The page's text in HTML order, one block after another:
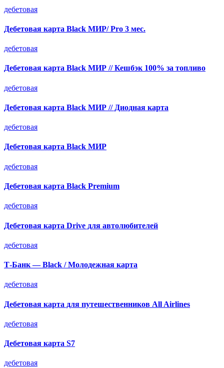
дебетовая
Дебетовая карта Black МИР/ Pro 3 мес.
дебетовая
Дебетовая карта Black МИР // Кешбэк 100% за топливо
дебетовая
Дебетовая карта Black МИР // Диодная карта
дебетовая
Дебетовая карта Black МИР
дебетовая
Дебетовая карта Black Premium
дебетовая
Дебетовая карта Drive для автолюбителей
дебетовая
Т-Банк — Black / Молодежная карта
дебетовая
Дебетовая карта для путешественников All Airlines
дебетовая
Дебетовая карта S7
дебетовая